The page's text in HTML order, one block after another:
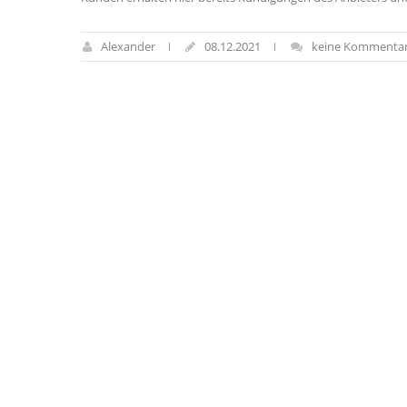
Alexander 08.12.2021 keine